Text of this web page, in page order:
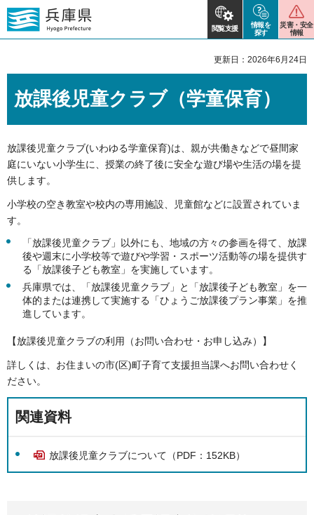
閲覧支援
情報を
探す
災害・安全
情報
更新日：2026年6月24日
放課後児童クラブ（学童保育）
放課後児童クラブ(いわゆる学童保育)は、親が共働きなどで昼間家
庭にいない小学生に、授業の終了後に安全な遊び場や生活の場を提
供します。
小学校の空き教室や校内の専用施設、児童館などに設置されていま
す。
「放課後児童クラブ」以外にも、地域の方々の参画を得て、放課
後や週末に小学校等で遊びや学習・スポーツ活動等の場を提供す
る「放課後子ども教室」を実施しています。
兵庫県では、「放課後児童クラブ」と「放課後子ども教室」を一
体的または連携して実施する「ひょうご放課後プラン事業」を推
進しています。
【放課後児童クラブの利用（お問い合わせ・お申し込み）】
詳しくは、お住まいの市(区)町子育て支援担当課へお問い合わせく
ださい。
関連資料
放課後児童クラブについて（PDF：152KB）